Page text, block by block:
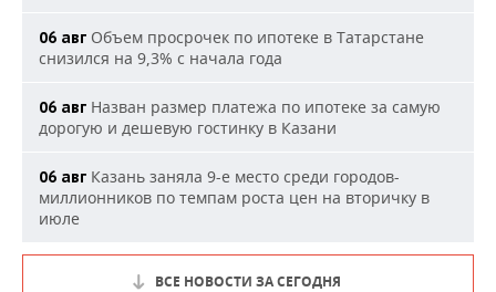
06 авг Объем просрочек по ипотеке в Татарстане
снизился на 9,3% с начала года
06 авг Назван размер платежа по ипотеке за самую
дорогую и дешевую гостинку в Казани
06 авг Казань заняла 9-е место среди городов-
миллионников по темпам роста цен на вторичку в
июле
ВСЕ НОВОСТИ ЗА СЕГОДНЯ